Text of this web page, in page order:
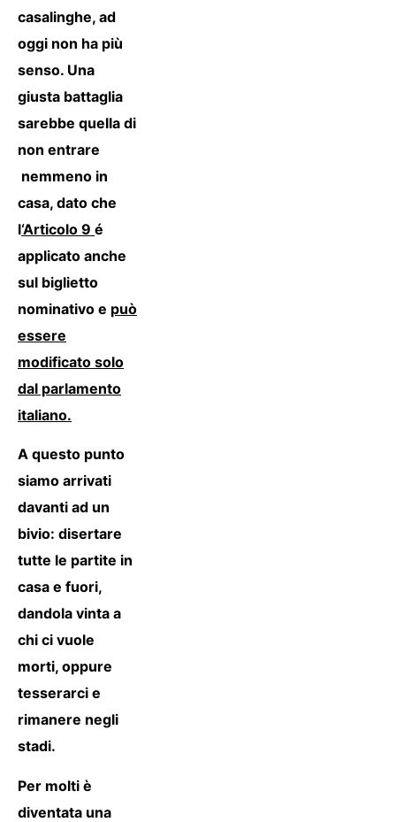
casalinghe, ad
oggi non ha più
senso. Una
giusta battaglia
sarebbe quella di
non entrare
nemmeno in
casa, dato che
l‘Articolo 9 é
applicato anche
sul biglietto
nominativo e può
essere
modificato solo
dal parlamento
italiano.
A questo punto
siamo arrivati
davanti ad un
bivio: disertare
tutte le partite in
casa e fuori,
dandola vinta a
chi ci vuole
morti, oppure
tesserarci e
rimanere negli
stadi.
Per molti è
diventata una